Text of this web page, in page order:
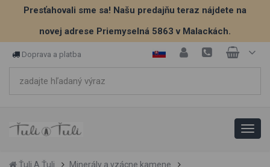
Presťahovali sme sa! Našu predajňu teraz nájdete na
novej adrese Priemyselná 5863 v Malackách.
Doprava a platba
Ťuli A Ťuli
Minerály a vzácne kamene